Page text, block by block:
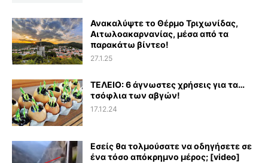
Ανακαλύψτε το Θέρμο Τριχωνίδας,
Αιτωλοακαρνανίας, μέσα από τα
παρακάτω βίντεο!
27.1.25
ΤΕΛΕΙΟ: 6 άγνωστες χρήσεις για τα…
τσόφλια των αβγών!
17.12.24
Εσείς θα τολμούσατε να οδηγήσετε σε
ένα τόσο απόκρημνο μέρος; [video]